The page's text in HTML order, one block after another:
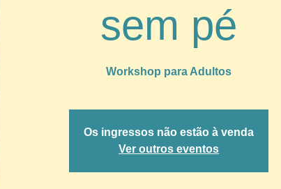
sem pé
Workshop para Adultos
Os ingressos não estão à venda
Ver outros eventos